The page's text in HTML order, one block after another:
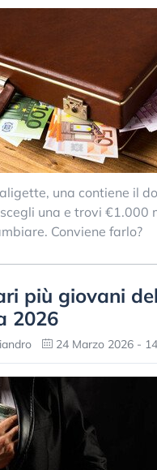
una contiene il
una e trovi €1.000
Conviene farlo?
più giovani
2026
24 Marzo 2026 -